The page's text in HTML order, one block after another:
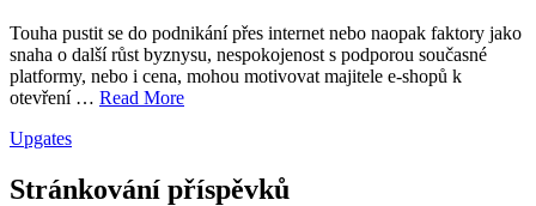
Touha pustit se do podnikání přes internet nebo naopak faktory jako
snaha o další růst byznysu, nespokojenost s podporou současné
platformy, nebo i cena, mohou motivovat majitele e-shopů k
otevření … Read More
Upgates
Stránkování příspěvků